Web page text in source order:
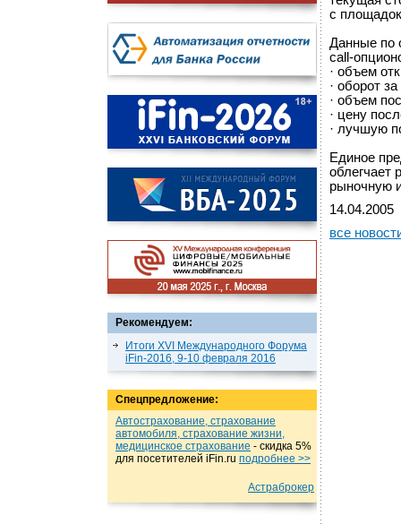
Рекомендуем:
Итоги XVI Международного Форума
iFin-2016, 9-10 февраля 2016
Спецпредложение:
Автострахование, страхование
автомобиля, страхование жизни,
медицинское страхование - cкидка 5%
для посетителей iFin.ru подробнеe >>
Астраброкер
с
Данные по
call-
· объем
· оборот
· объем
· цену
· лучшую
Единое
облегчает
рыночную
14.04.2005
все